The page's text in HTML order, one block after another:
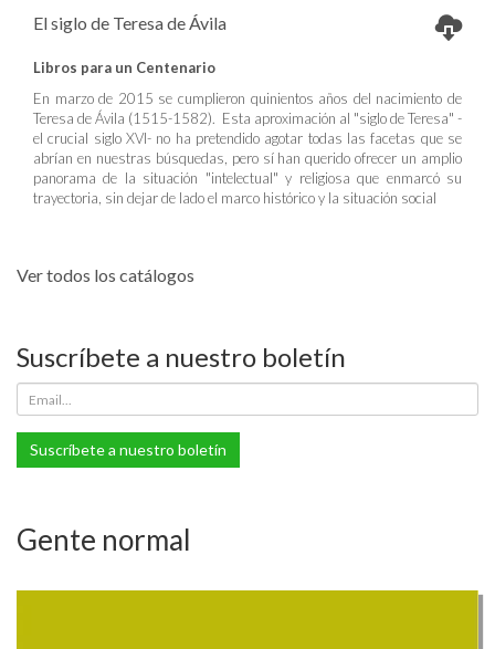
El siglo de Teresa de Ávila
Libros para un Centenario
En marzo de 2015 se cumplieron quinientos años del nacimiento de
Teresa de Ávila (1515-1582). Esta aproximación al "siglo de Teresa" -
el crucial siglo XVI- no ha pretendido agotar todas las facetas que se
abrían en nuestras búsquedas, pero sí han querido ofrecer un amplio
panorama de la situación "intelectual" y religiosa que enmarcó su
trayectoria, sin dejar de lado el marco histórico y la situación social
Ver todos los catálogos
Suscríbete a nuestro boletín
Suscríbete a nuestro boletín
Gente normal